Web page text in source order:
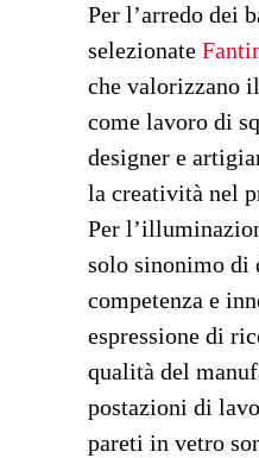
Per l’arredo dei
selezionate
che valorizzano
come lavoro di
designer e
la creatività nel
Per
solo sinonimo di
competenza e
espressione di
qualità del
postazioni di
pareti in vetro